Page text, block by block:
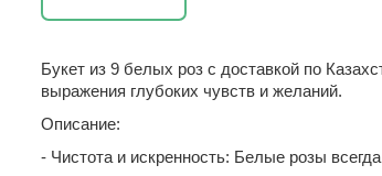
Букет из 9 белых роз с доставкой по
выражения глубоких чувств и желаний.
Описание:
- Чистота и искренность: Белые розы